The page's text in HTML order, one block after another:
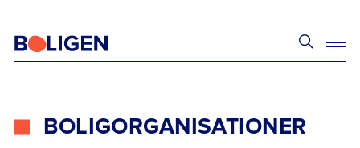
BOLIGORGANISATIONER